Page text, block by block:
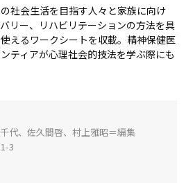
社会生活を目指す人々と家族に向け
リー、リハビリテーションの方法を具
えるワークシートを収載。精神保健医
ティアが心理社会的技法を学ぶ際にも
代、佐久間啓、村上雅昭＝編集
3